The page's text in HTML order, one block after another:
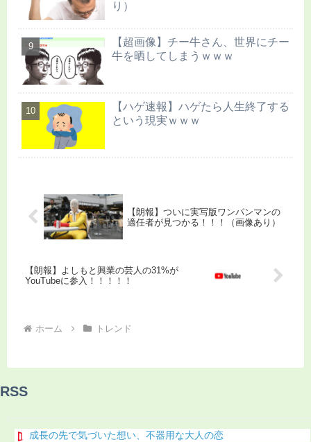
り）
【超画像】チー牛さん、世界にチー
牛を晒してしまうｗｗｗ
【ハゲ速報】ハゲたら人生終了する
という現実ｗｗｗ
【朗報】ついに実写版ワンパンマンの
適任者が見つかる！！！（画像あり）
【朗報】よしもと興業の芸人の31%が
YouTubeに参入！！！！！
ホーム トレンド
RSS
成長の先で気づいた想い、不器用な大人の恋